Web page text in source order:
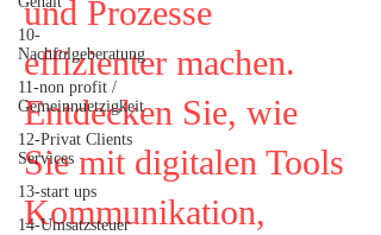
10-
Nachfolgeberatung
11-non profit /
Gemeinnuetzigkeit
12-Privat Clients
Services
13-start ups
14-Umsatzsteuer
und Prozesse
effizienter machen.
Entdecken Sie, wie
Sie mit digitalen Tools
Kommunikation,